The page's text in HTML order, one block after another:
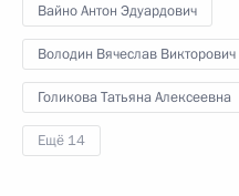
Вайно Антон Эдуардович
Володин Вячеслав Викторович
Голикова Татьяна Алексеевна
Ещё 14